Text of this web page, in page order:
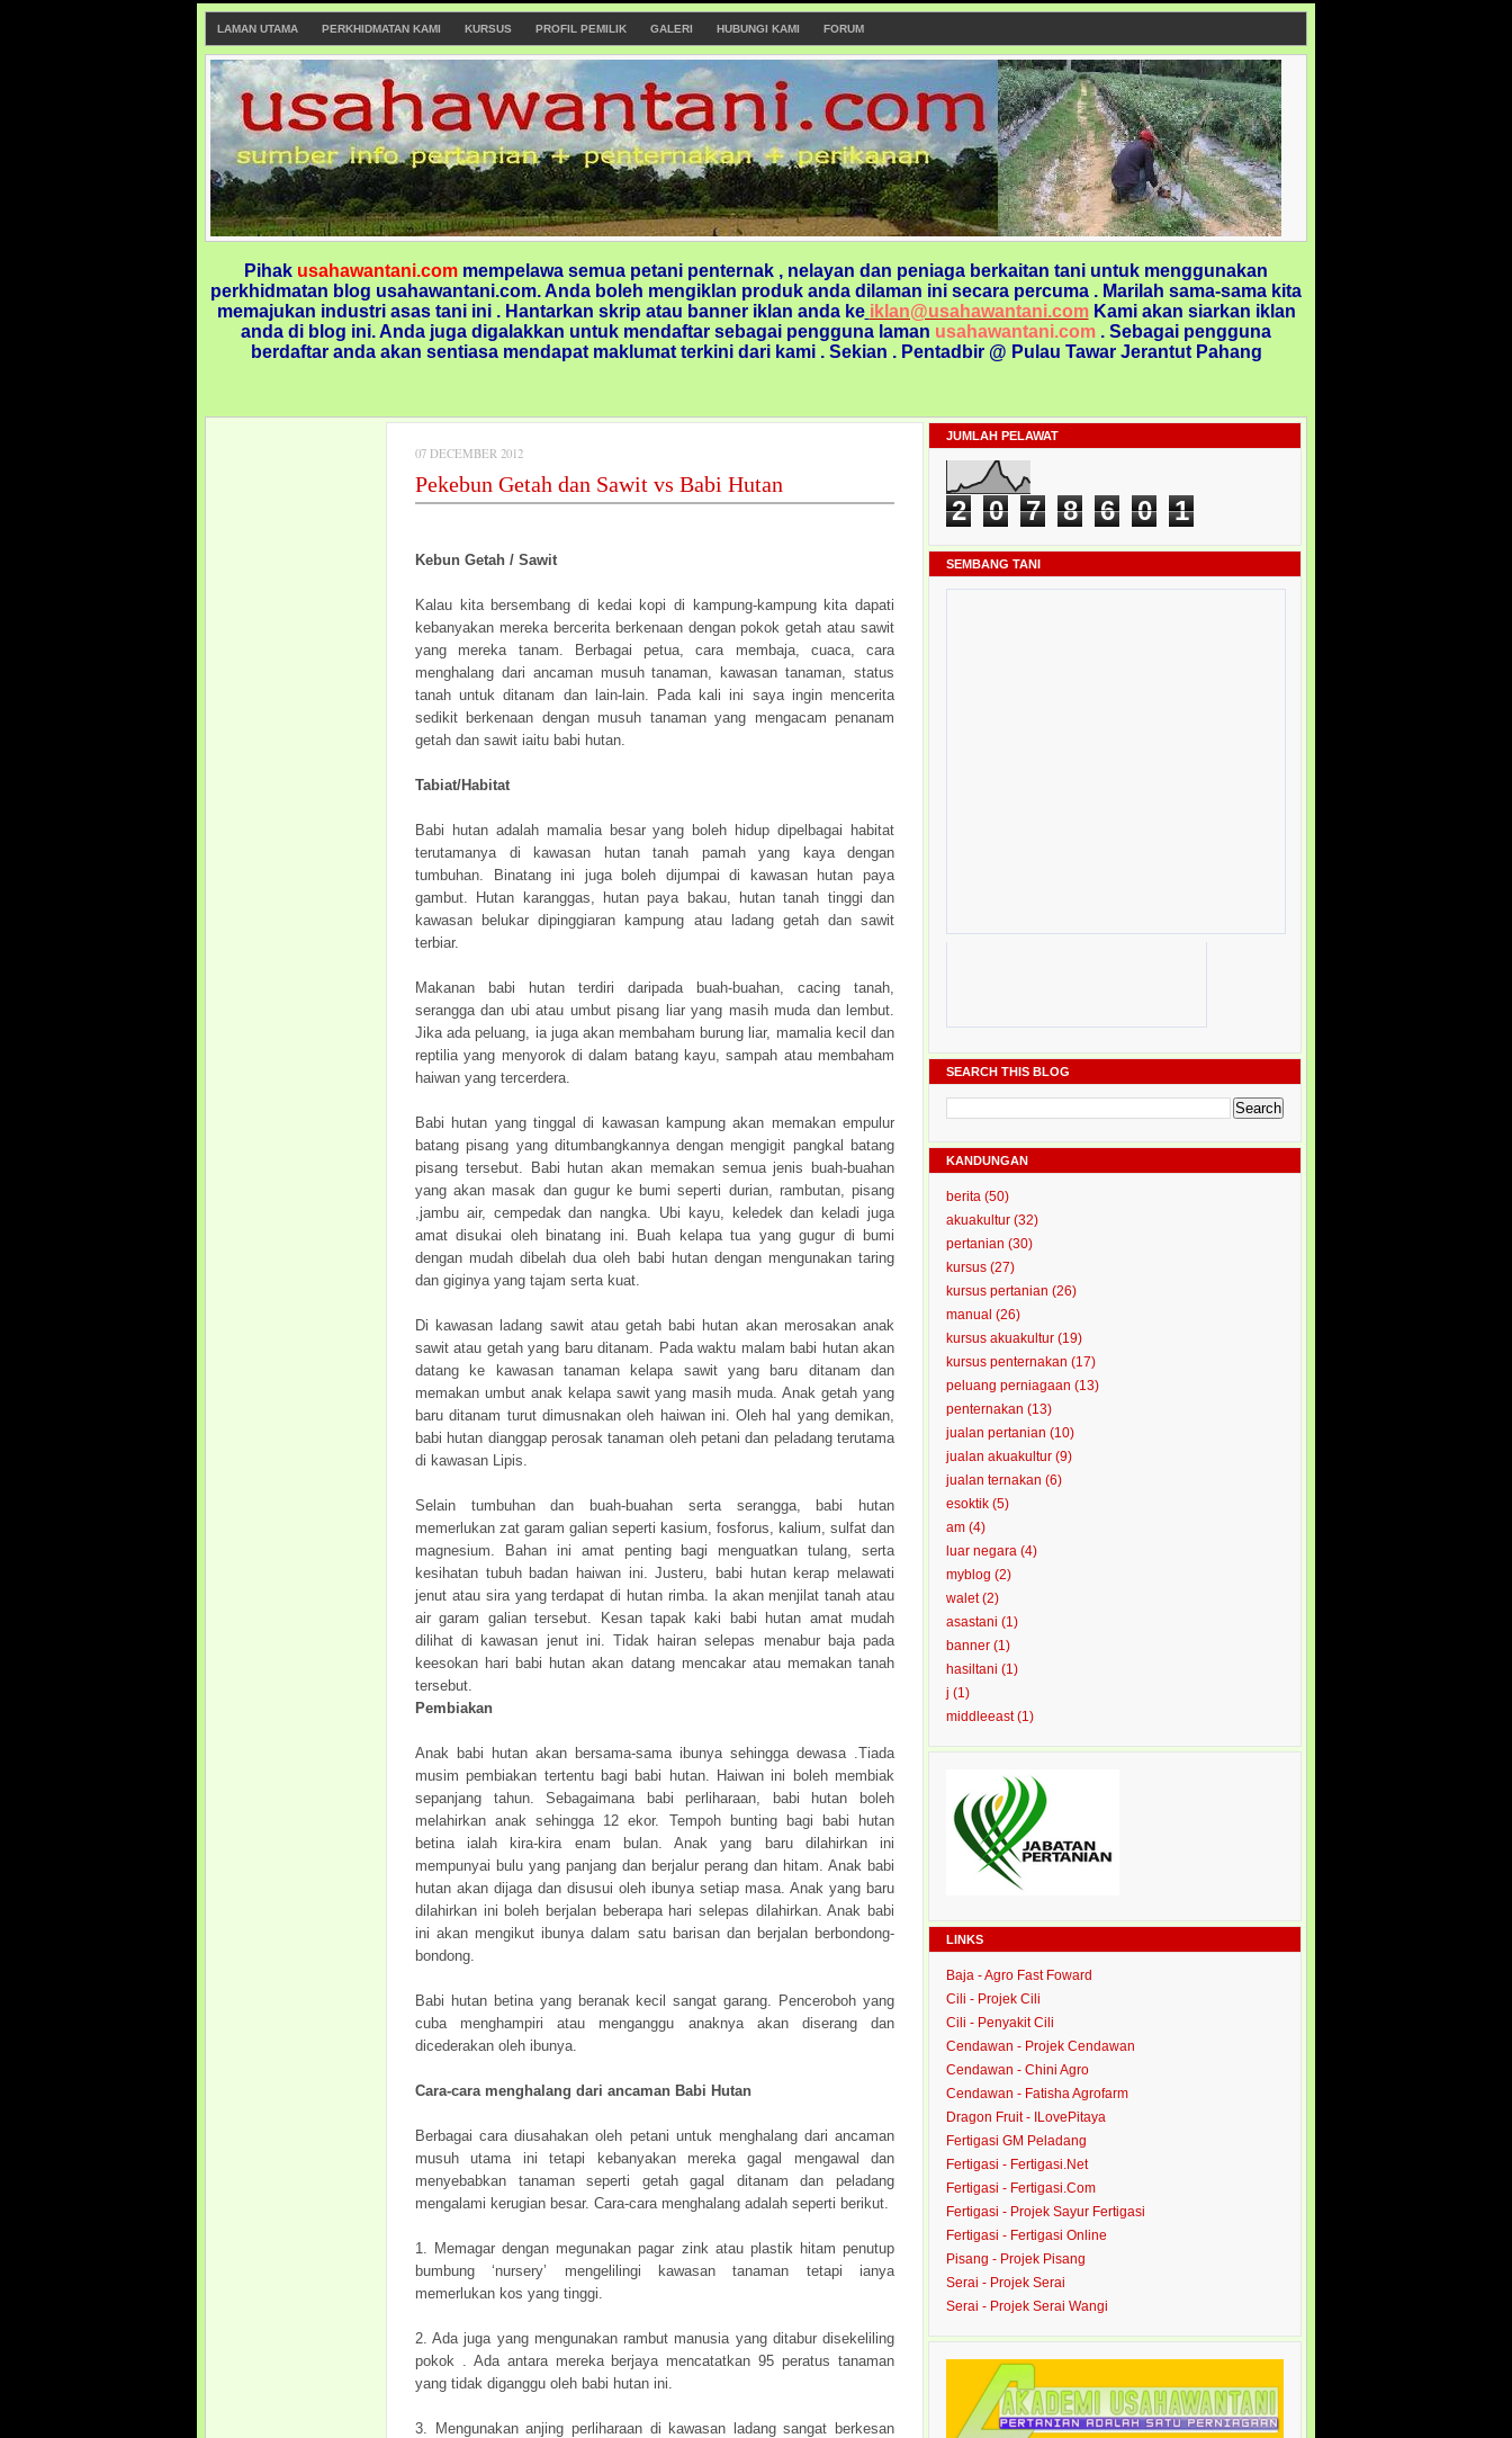
LAMAN UTAMA PERKHIDMATAN KAMI KURSUS PROFIL PEMILIK GALERI HUBUNGI KAMI FORUM
Pihak usahawantani.com mempelawa semua petani penternak , nelayan dan peniaga berkaitan tani untuk menggunakan
perkhidmatan blog usahawantani.com. Anda boleh mengiklan produk anda dilaman ini secara percuma . Marilah sama-sama kita
memajukan industri asas tani ini . Hantarkan skrip atau banner iklan anda ke iklan@usahawantani.com Kami akan siarkan iklan
anda di blog ini.Anda juga digalakkan untuk mendaftar sebagai pengguna laman usahawantani.com . Sebagai pengguna
berdaftar anda akan sentiasa mendapat maklumat terkini dari kami . Sekian . Pentadbir @ Pulau Tawar Jerantut Pahang
07 DECEMBER 2012
Pekebun Getah dan Sawit vs Babi Hutan
Kebun Getah / Sawit
Kalau kita bersembang di kedai kopi di kampung-kampung kita dapati
kebanyakan mereka bercerita berkenaan dengan pokok getah atau sawit
yang mereka tanam. Berbagai petua, cara membaja, cuaca, cara
menghalang dari ancaman musuh tanaman, kawasan tanaman, status
tanah untuk ditanam dan lain-lain. Pada kali ini saya ingin mencerita
sedikit berkenaan dengan musuh tanaman yang mengacam penanam
getah dan sawit iaitu babi hutan.
Tabiat/Habitat
Babi hutan adalah mamalia besar yang boleh hidup dipelbagai habitat
terutamanya di kawasan hutan tanah pamah yang kaya dengan
tumbuhan. Binatang ini juga boleh dijumpai di kawasan hutan paya
gambut. Hutan karanggas, hutan paya bakau, hutan tanah tinggi dan
kawasan belukar dipinggiaran kampung atau ladang getah dan sawit
terbiar.
Makanan babi hutan terdiri daripada buah-buahan, cacing tanah,
serangga dan ubi atau umbut pisang liar yang masih muda dan lembut.
Jika ada peluang, ia juga akan membaham burung liar, mamalia kecil dan
reptilia yang menyorok di dalam batang kayu, sampah atau membaham
haiwan yang tercerdera.
Babi hutan yang tinggal di kawasan kampung akan memakan empulur
batang pisang yang ditumbangkannya dengan mengigit pangkal batang
pisang tersebut. Babi hutan akan memakan semua jenis buah-buahan
yang akan masak dan gugur ke bumi seperti durian, rambutan, pisang
,jambu air, cempedak dan nangka. Ubi kayu, keledek dan keladi juga
amat disukai oleh binatang ini. Buah kelapa tua yang gugur di bumi
dengan mudah dibelah dua oleh babi hutan dengan mengunakan taring
dan giginya yang tajam serta kuat.
Di kawasan ladang sawit atau getah babi hutan akan merosakan anak
sawit atau getah yang baru ditanam. Pada waktu malam babi hutan akan
datang ke kawasan tanaman kelapa sawit yang baru ditanam dan
memakan umbut anak kelapa sawit yang masih muda. Anak getah yang
baru ditanam turut dimusnakan oleh haiwan ini. Oleh hal yang demikan,
babi hutan dianggap perosak tanaman oleh petani dan peladang terutama
di kawasan Lipis.
Selain tumbuhan dan buah-buahan serta serangga, babi hutan
memerlukan zat garam galian seperti kasium, fosforus, kalium, sulfat dan
magnesium. Bahan ini amat penting bagi menguatkan tulang, serta
kesihatan tubuh badan haiwan ini. Justeru, babi hutan kerap melawati
jenut atau sira yang terdapat di hutan rimba. Ia akan menjilat tanah atau
air garam galian tersebut. Kesan tapak kaki babi hutan amat mudah
dilihat di kawasan jenut ini. Tidak hairan selepas menabur baja pada
keesokan hari babi hutan akan datang mencakar atau memakan tanah
tersebut.
Pembiakan
Anak babi hutan akan bersama-sama ibunya sehingga dewasa .Tiada
musim pembiakan tertentu bagi babi hutan. Haiwan ini boleh membiak
sepanjang tahun. Sebagaimana babi perliharaan, babi hutan boleh
melahirkan anak sehingga 12 ekor. Tempoh bunting bagi babi hutan
betina ialah kira-kira enam bulan. Anak yang baru dilahirkan ini
mempunyai bulu yang panjang dan berjalur perang dan hitam. Anak babi
hutan akan dijaga dan disusui oleh ibunya setiap masa. Anak yang baru
dilahirkan ini boleh berjalan beberapa hari selepas dilahirkan. Anak babi
ini akan mengikut ibunya dalam satu barisan dan berjalan berbondong-
bondong.
Babi hutan betina yang beranak kecil sangat garang. Penceroboh yang
cuba menghampiri atau menganggu anaknya akan diserang dan
dicederakan oleh ibunya.
Cara-cara menghalang dari ancaman Babi Hutan
Berbagai cara diusahakan oleh petani untuk menghalang dari ancaman
musuh utama ini tetapi kebanyakan mereka gagal mengawal dan
menyebabkan tanaman seperti getah gagal ditanam dan peladang
mengalami kerugian besar. Cara-cara menghalang adalah seperti berikut.
1. Memagar dengan megunakan pagar zink atau plastik hitam penutup
bumbung ‘nursery’ mengelilingi kawasan tanaman tetapi ianya
memerlukan kos yang tinggi.
2. Ada juga yang mengunakan rambut manusia yang ditabur disekeliling
pokok . Ada antara mereka berjaya mencatatkan 95 peratus tanaman
yang tidak diganggu oleh babi hutan ini.
3. Mengunakan anjing perliharaan di kawasan ladang sangat berkesan
JUMLAH PELAWAT
2 0 7 8 6 0 1
SEMBANG TANI
SEARCH THIS BLOG
KANDUNGAN
berita (50)
akuakultur (32)
pertanian (30)
kursus (27)
kursus pertanian (26)
manual (26)
kursus akuakultur (19)
kursus penternakan (17)
peluang perniagaan (13)
penternakan (13)
jualan pertanian (10)
jualan akuakultur (9)
jualan ternakan (6)
esoktik (5)
am (4)
luar negara (4)
myblog (2)
walet(2)
asastani (1)
banner (1)
hasiltani (1)
j (1)
middleeast(1)
LINKS
Baja - Agro Fast Foward
Cili - Projek Cili
Cili - Penyakit Cili
Cendawan - Projek Cendawan
Cendawan - Chini Agro
Cendawan - Fatisha Agrofarm
Dragon Fruit - ILovePitaya
Fertigasi GM Peladang
Fertigasi - Fertigasi.Net
Fertigasi - Fertigasi.Com
Fertigasi - Projek Sayur Fertigasi
Fertigasi - Fertigasi Online
Pisang - Projek Pisang
Serai - Projek Serai
Serai - Projek Serai Wangi